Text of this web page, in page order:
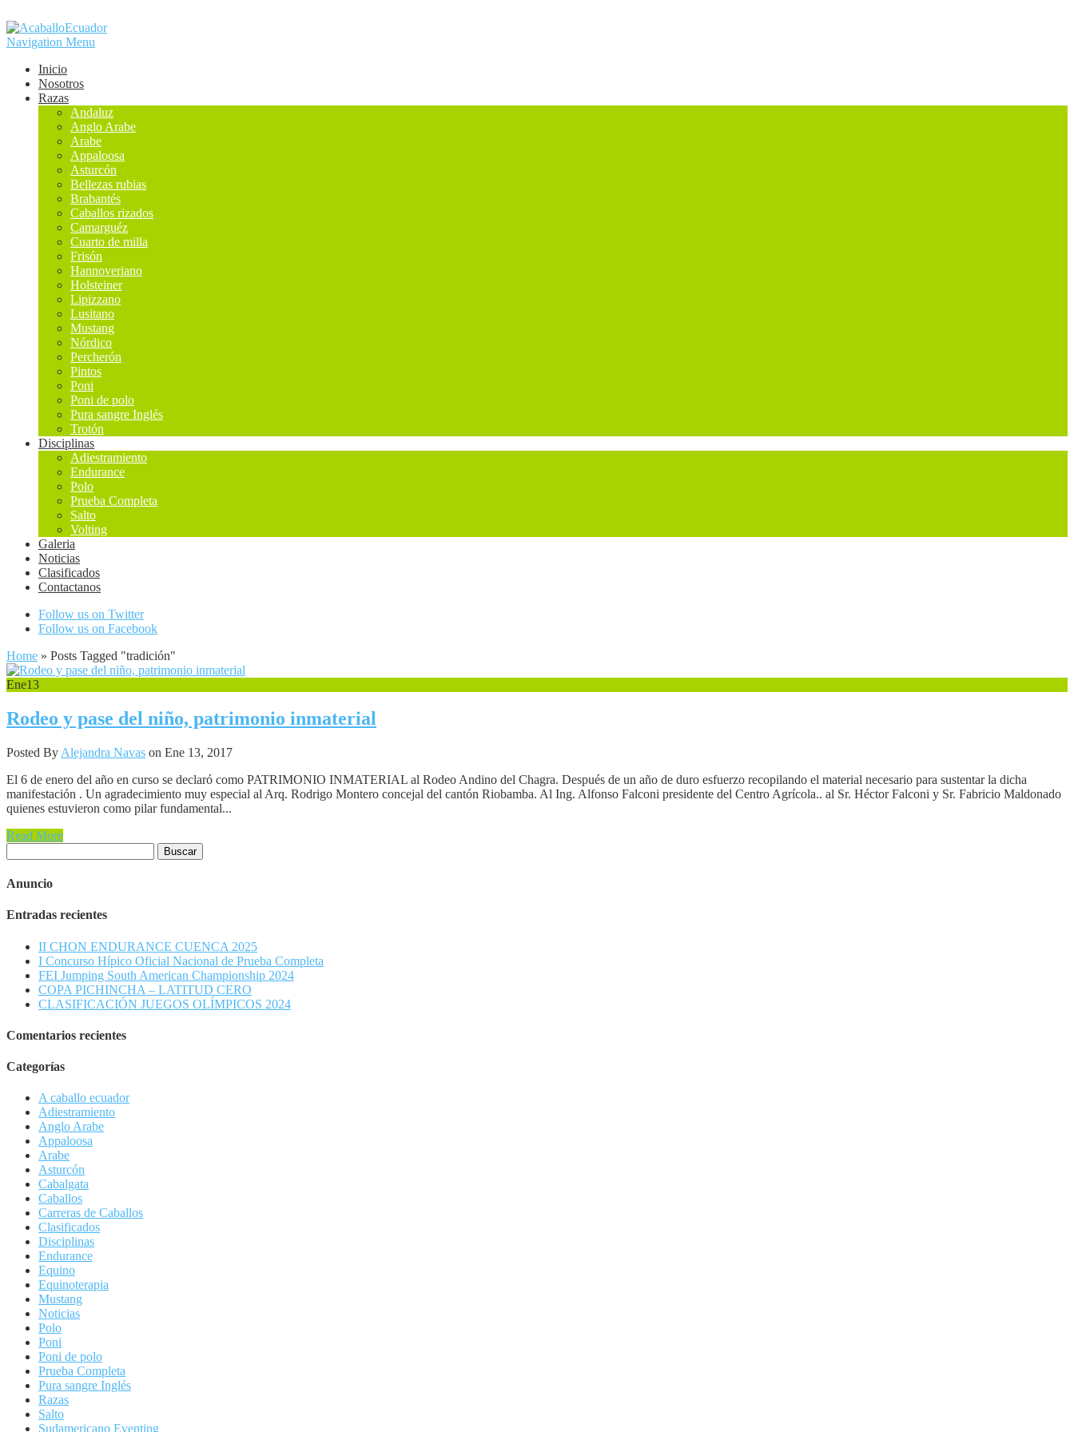
Navigation Menu
Inicio
Nosotros
Razas
Andaluz
Anglo Arabe
Arabe
Appaloosa
Asturcón
Bellezas rubias
Brabantés
Caballos rizados
Camarguéz
Cuarto de milla
Frisón
Hannoveriano
Holsteiner
Lipizzano
Lusitano
Mustang
Nórdico
Percherón
Pintos
Poni
Poni de polo
Pura sangre Inglés
Trotón
Disciplinas
Adiestramiento
Endurance
Polo
Prueba Completa
Salto
Volting
Galeria
Noticias
Clasificados
Contactanos
Follow us on Twitter
Follow us on Facebook
Home » Posts Tagged "tradición"
Ene13
Rodeo y pase del niño, patrimonio inmaterial
Posted By Alejandra Navas on Ene 13, 2017
El 6 de enero del año en curso se declaró como PATRIMONIO INMATERIAL al Rodeo Andino del Chagra. Después de un año de duro esfuerzo recopilando el material necesario para sustentar la dicha
manifestación . Un agradecimiento muy especial al Arq. Rodrigo Montero concejal del cantón Riobamba. Al Ing. Alfonso Falconi presidente del Centro Agrícola.. al Sr. Héctor Falconi y Sr. Fabricio Maldonado
quienes estuvieron como pilar fundamental...
Read More
Anuncio
Entradas recientes
II CHON ENDURANCE CUENCA 2025
I Concurso Hípico Oficial Nacional de Prueba Completa
FEI Jumping South American Championship 2024
COPA PICHINCHA – LATITUD CERO
CLASIFICACIÓN JUEGOS OLÍMPICOS 2024
Comentarios recientes
Categorías
A caballo ecuador
Adiestramiento
Anglo Arabe
Appaloosa
Arabe
Asturcón
Cabalgata
Caballos
Carreras de Caballos
Clasificados
Disciplinas
Endurance
Equino
Equinoterapia
Mustang
Noticias
Polo
Poni
Poni de polo
Prueba Completa
Pura sangre Inglés
Razas
Salto
Sudamericano Eventing